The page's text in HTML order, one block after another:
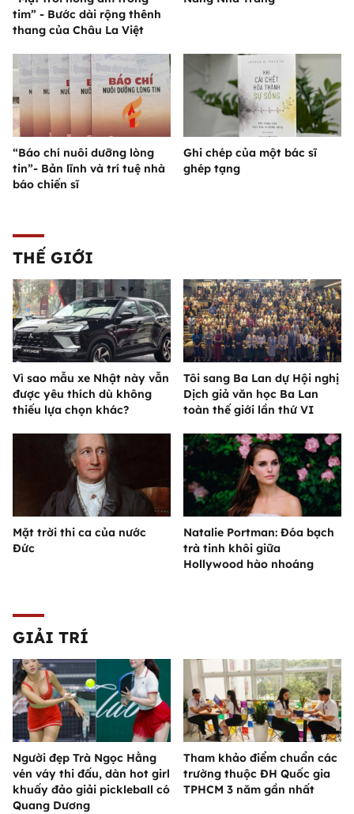
tim” - Bước dài rộng thênh
thang của Châu La Việt
“Báo chí nuôi dưỡng lòng
tin”- Bản lĩnh và trí tuệ nhà
báo chiến sĩ
Ghi chép của một bác sĩ
ghép tạng
THẾ GIỚI
Vì sao mẫu xe Nhật này vẫn
được yêu thích dù không
thiếu lựa chọn khác?
Tôi sang Ba Lan dự Hội nghị
Dịch giả văn học Ba Lan
toàn thế giới lần thứ VI
Mặt trời thi ca của nước
Đức
Natalie Portman: Đóa bạch
trà tinh khôi giữa
Hollywood hào nhoáng
GIẢI TRÍ
Người đẹp Trà Ngọc Hằng
vén váy thi đấu, dàn hot girl
khuấy đảo giải pickleball có
Quang Dương
Tham khảo điểm chuẩn các
trường thuộc ĐH Quốc gia
TPHCM 3 năm gần nhất